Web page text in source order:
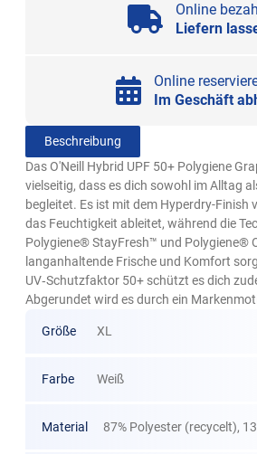
Online
Liefern
Online
Im Geschäft
Beschreibung
Das O'Neill Hybrid UPF 50+ Polygiene
vielseitig, dass es dich sowohl im Alltag
begleitet. Es ist mit dem Hyperdry-Finish
das Feuchtigkeit ableitet, während die
Polygiene® StayFresh™ und Polygiene®
langanhaltende Frische und Komfort
UV‑Schutzfaktor 50+ schützt es dich
Abgerundet wird es durch ein
Größe XL
Farbe Weiß
Material 87% Polyester (recycelt),